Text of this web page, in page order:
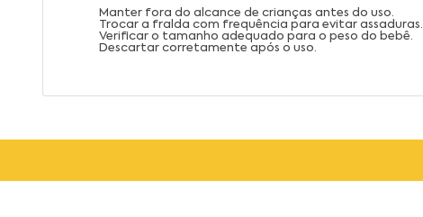
Manter fora do alcance de crianças antes do uso.
Trocar a fralda com frequência para evitar assaduras.
Verificar o tamanho adequado para o peso do bebê.
Descartar corretamente após o uso.